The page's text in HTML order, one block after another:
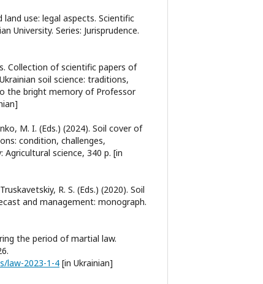
land use: legal aspects. Scientific
University. Series: Jurisprudence.
Collection of scientific papers of
soil science: traditions,
the bright memory of Professor
M. I. (Eds.) (2024). Soil cover of
condition, challenges,
science, 340 p. [in
R. S. (Eds.) (2020). Soil
and management: monograph.
the period of martial law.
law-2023-1-4 [in Ukrainian]